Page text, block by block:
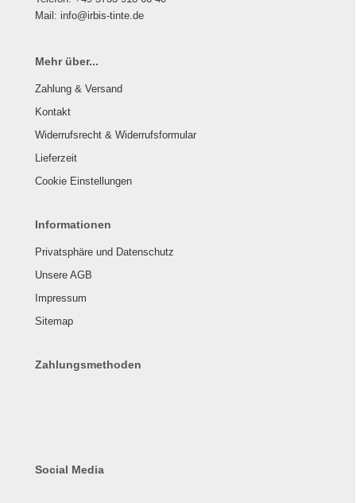
Mail: info@irbis-tinte.de
Mehr über...
Zahlung & Versand
Kontakt
Widerrufsrecht & Widerrufsformular
Lieferzeit
Cookie Einstellungen
Informationen
Privatsphäre und Datenschutz
Unsere AGB
Impressum
Sitemap
Zahlungsmethoden
Social Media